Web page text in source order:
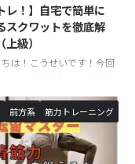
レ！】自宅で簡単に
スクワットを徹底解
級）
ちは！こうせいです！今回
前ご紹介したスクワット
ニング中級の続編です！ス
の名前を聞いたことや、
った事がある方も多いと
。本記事では、スクワッ
前方系 筋力トレーニング